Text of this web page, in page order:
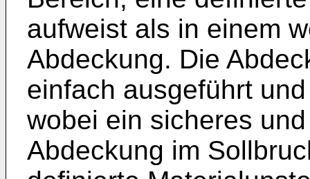
aufweist als in einem
Abdeckung. Die
einfach ausgeführt
wobei ein sicheres
Abdeckung im